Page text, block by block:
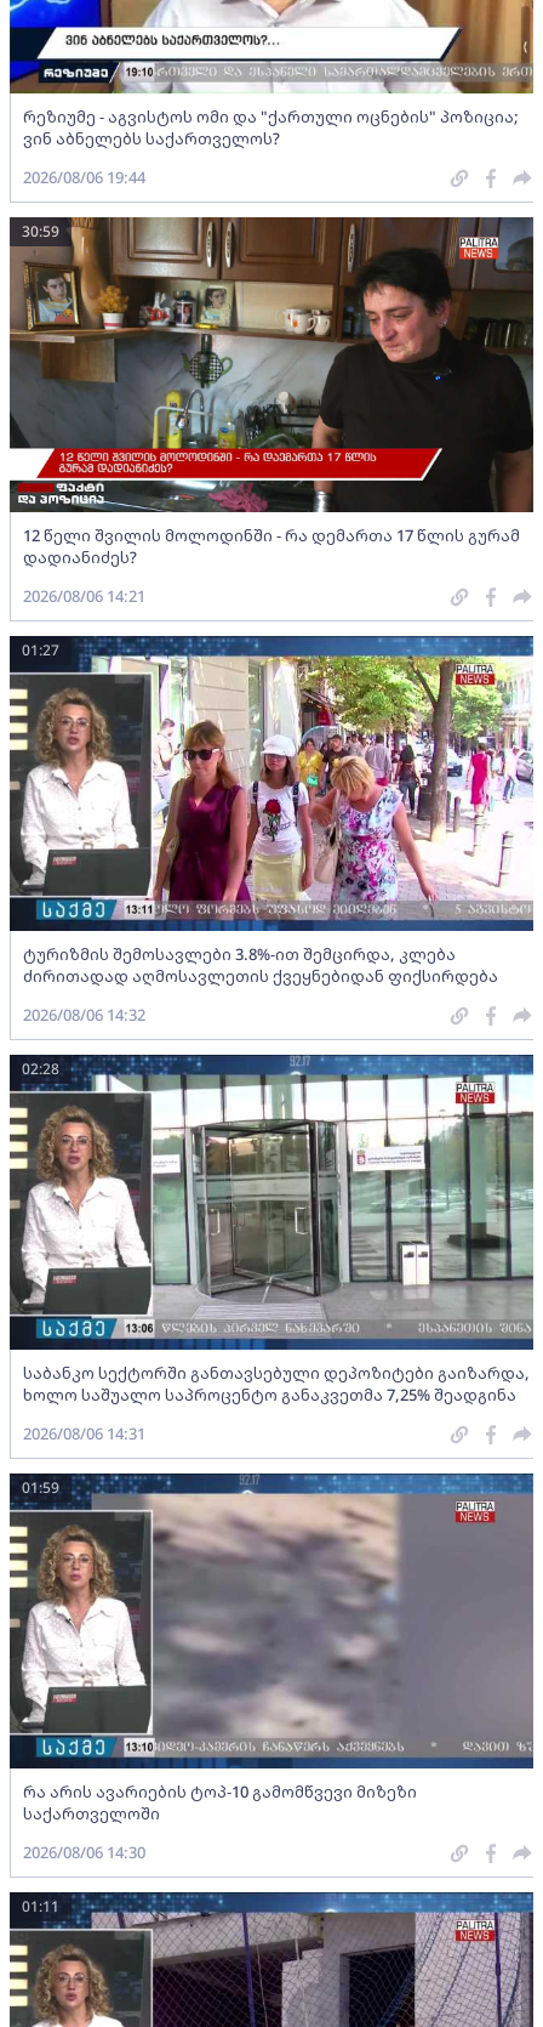
რეზიუმე - აგვისტოს ომი და "ქართული ოცნების" პოზიცია;
ვინ აბნელებს საქართველოს?
2026/08/06 19:44
12 წელი შვილის მოლოდინში - რა დემართა 17 წლის გურამ
დადიანიძეს?
30:59
2026/08/06 14:21
ტურიზმის შემოსავლები 3.8%-ით შემცირდა, კლება
ძირითადად აღმოსავლეთის ქვეყნებიდან ფიქსირდება
01:27
2026/08/06 14:32
საბანკო სექტორში განთავსებული დეპოზიტები გაიზარდა,
ხოლო საშუალო საპროცენტო განაკვეთმა 7,25% შეადგინა
02:28
2026/08/06 14:31
რა არის ავარიების ტოპ-10 გამომწვევი მიზეზი
საქართველოში
01:59
2026/08/06 14:30
01:11